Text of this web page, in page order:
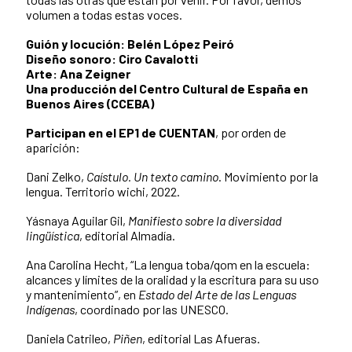
volumen a todas estas voces.
Guión y locución: Belén López Peiró
Diseño sonoro: Ciro Cavalotti
Arte: Ana Zeigner
Una producción del Centro Cultural de España en
Buenos Aires (CCEBA)
Participan en el EP1 de CUENTAN, por orden de
aparición:
Dani Zelko, Caístulo. Un texto camino. Movimiento por la
lengua. Territorio wichi, 2022.
Yásnaya Aguilar Gil, Manifiesto sobre la diversidad
lingüística, editorial Almadía.
Ana Carolina Hecht, “La lengua toba/qom en la escuela:
alcances y límites de la oralidad y la escritura para su uso
y mantenimiento”, en Estado del Arte de las Lenguas
Indígenas, coordinado por las UNESCO.
Daniela Catrileo, Piñen, editorial Las Afueras.